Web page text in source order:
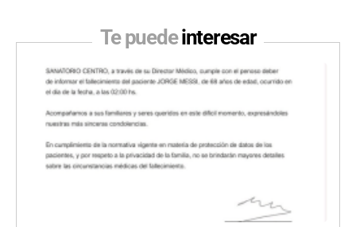
Te puedeinteresar